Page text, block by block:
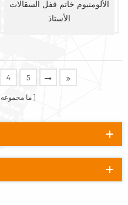
الألومنيوم خاتم قفل السقالات
الأستاذ
4 5
ما مجموعه